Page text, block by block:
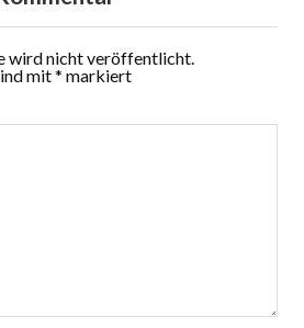
wird nicht veröffentlicht.
mit* markiert